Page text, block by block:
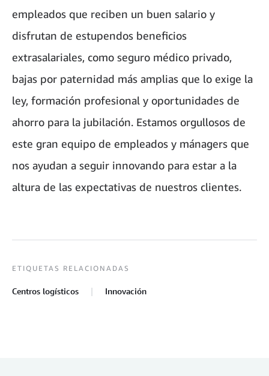
empleados que reciben un buen salario y
disfrutan de estupendos beneficios
extrasalariales, como seguro médico privado,
bajas por paternidad más amplias que lo exige la
ley, formación profesional y oportunidades de
ahorro para la jubilación. Estamos orgullosos de
este gran equipo de empleados y mánagers que
nos ayudan a seguir innovando para estar a la
altura de las expectativas de nuestros clientes.
ETIQUETAS RELACIONADAS
Centros logísticos Innovación